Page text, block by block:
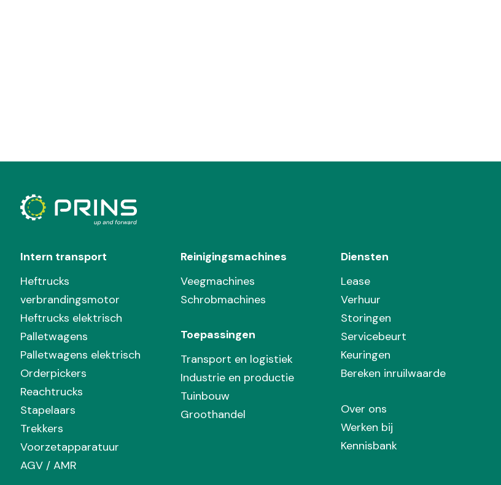
Intern transport
Heftrucks
verbrandingsmotor
Heftrucks elektrisch
Palletwagens
Palletwagens elektrisch
Orderpickers
Reachtrucks
Stapelaars
Trekkers
Voorzetapparatuur
AGV / AMR
Reinigingsmachines
Veegmachines
Schrobmachines
Toepassingen
Transport en logistiek
Industrie en productie
Tuinbouw
Groothandel
Diensten
Lease
Verhuur
Storingen
Servicebeurt
Keuringen
Bereken inruilwaarde
Over ons
Werken bij
Kennisbank